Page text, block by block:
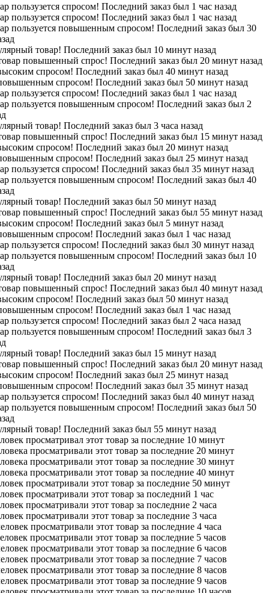
пользузется спросом! Последний заказ был 1 час назад
пользузется спросом! Последний заказ был 1 час назад
пользуется повышенным спросом! Последний заказ был 30
товар! Последний заказ был 10 минут назад
повышенный спрос! Последний заказ был 20 минут назад
спросом! Последний заказ был 40 минут назад
спросом! Последний заказ был 50 минут назад
пользузется спросом! Последний заказ был 1 час назад
пользуется повышенным спросом! Последний заказ был 2
товар! Последний заказ был 3 часа назад
повышенный спрос! Последний заказ был 15 минут назад
спросом! Последний заказ был 20 минут назад
спросом! Последний заказ был 25 минут назад
пользузется спросом! Последний заказ был 35 минут назад
пользуется повышенным спросом! Последний заказ был 40
товар! Последний заказ был 50 минут назад
повышенный спрос! Последний заказ был 55 минут назад
спросом! Последний заказ был 5 минут назад
спросом! Последний заказ был 1 час назад
пользузется спросом! Последний заказ был 30 минут назад
пользуется повышенным спросом! Последний заказ был 10
товар! Последний заказ был 20 минут назад
повышенный спрос! Последний заказ был 40 минут назад
спросом! Последний заказ был 50 минут назад
спросом! Последний заказ был 1 час назад
пользузется спросом! Последний заказ был 2 часа назад
пользуется повышенным спросом! Последний заказ был 3
товар! Последний заказ был 15 минут назад
повышенный спрос! Последний заказ был 20 минут назад
спросом! Последний заказ был 25 минут назад
спросом! Последний заказ был 35 минут назад
пользузется спросом! Последний заказ был 40 минут назад
пользуется повышенным спросом! Последний заказ был 50
товар! Последний заказ был 55 минут назад
просматривал этот товар за последние 10 минут
просматривали этот товар за последние 20 минут
просматривали этот товар за последние 30 минут
просматривали этот товар за последние 40 минут
просматривали этот товар за последние 50 минут
просматривали этот товар за последний 1 час
просматривали этот товар за последние 2 часа
просматривали этот товар за последние 3 часа
просматривали этот товар за последние 4 часа
просматривали этот товар за последние 5 часов
просматривали этот товар за последние 6 часов
просматривали этот товар за последние 7 часов
просматривали этот товар за последние 8 часов
просматривали этот товар за последние 9 часов